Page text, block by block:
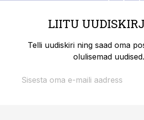
LIITU
Telli uudiskiri ning saad oma
olulisemad uudised.